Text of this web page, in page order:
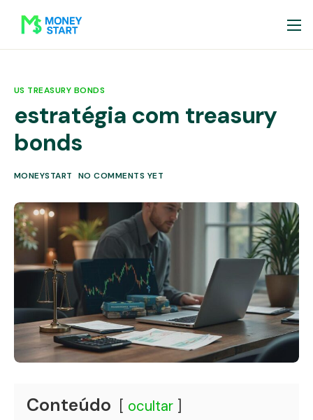
US TREASURY BONDS
estratégia com treasury
bonds
MONEYSTART NO COMMENTS YET
Conteúdo ocultar